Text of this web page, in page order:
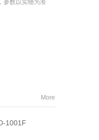
参数以实物为准
More
1001F